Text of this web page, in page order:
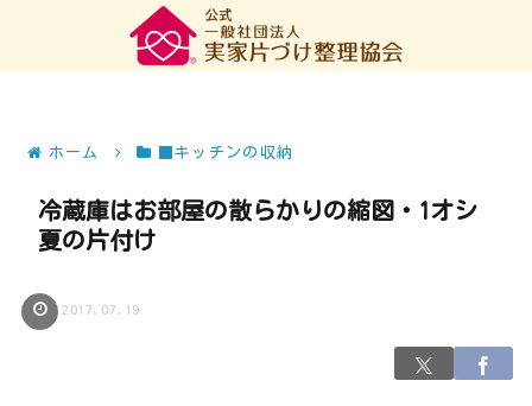
ホーム ■キッチンの収納
冷蔵庫はお部屋の散らかりの縮図・1オシ
夏の片付け
2017.07.19